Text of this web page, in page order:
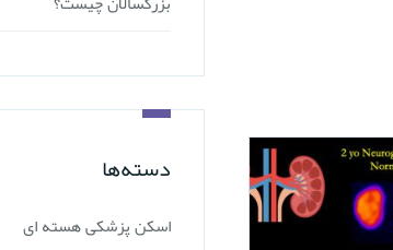
دسته‌ها
اسکن پزشکی هسته ای